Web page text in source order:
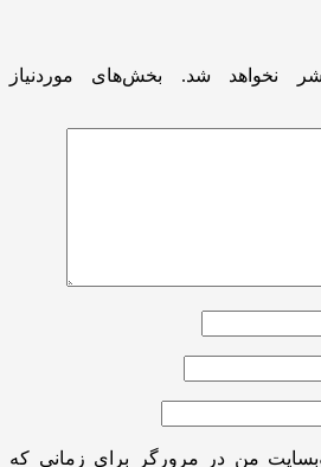
نخواهد شد.
بخش‌های موردنیاز
من در مرورگر برای زمانی که